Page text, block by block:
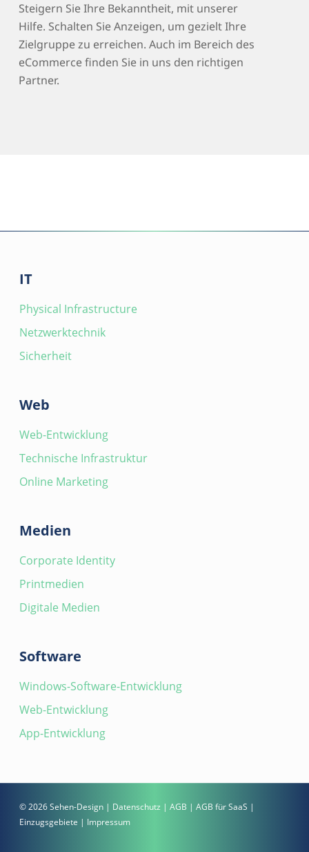
Steigern Sie Ihre Bekanntheit, mit unserer
Hilfe. Schalten Sie Anzeigen, um gezielt Ihre
Zielgruppe zu erreichen. Auch im Bereich des
eCommerce finden Sie in uns den richtigen
Partner.
IT
Physical Infrastructure
Netzwerktechnik
Sicherheit
Web
Web-Entwicklung
Technische Infrastruktur
Online Marketing
Medien
Corporate Identity
Printmedien
Digitale Medien
Software
Windows-Software-Entwicklung
Web-Entwicklung
App-Entwicklung
© 2026 Sehen-Design | Datenschutz | AGB | AGB für SaaS |
Einzugsgebiete | Impressum